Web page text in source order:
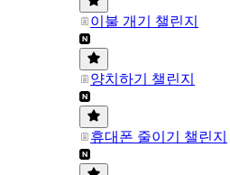
이불 개기 챌린지
양치하기 챌린지
휴대폰 줄이기 챌린지